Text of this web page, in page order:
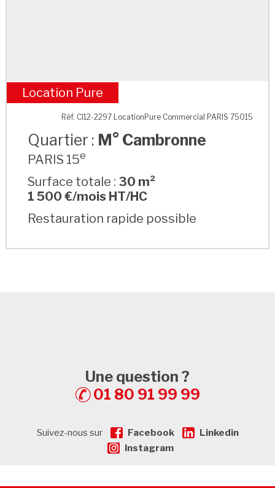
M° Cambronne
Location Pure
Réf. CI12-2297 LocationPure Commercial PARIS 75015
Quartier : M° Cambronne
PARIS 15e
Surface totale : 30 m²
1 500 €/mois HT/HC
Restauration rapide possible
Une question ?
01 80 91 99 99
Suivez-nous sur Facebook
Linkedin
Instagram